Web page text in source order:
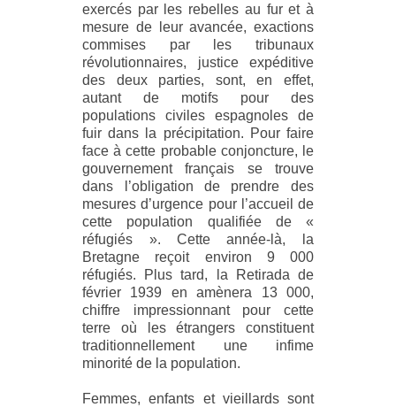
exercés par les rebelles au fur et à
mesure de leur avancée, exactions
commises par les tribunaux
révolutionnaires, justice expéditive
des deux parties, sont, en effet,
autant de motifs pour des
populations civiles espagnoles de
fuir dans la précipitation. Pour faire
face à cette probable conjoncture, le
gouvernement français se trouve
dans l’obligation de prendre des
mesures d’urgence pour l’accueil de
cette population qualifiée de «
réfugiés ». Cette année-là, la
Bretagne reçoit environ 9 000
réfugiés. Plus tard, la Retirada de
février 1939 en amènera 13 000,
chiffre impressionnant pour cette
terre où les étrangers constituent
traditionnellement une infime
minorité de la population.
Femmes, enfants et vieillards sont